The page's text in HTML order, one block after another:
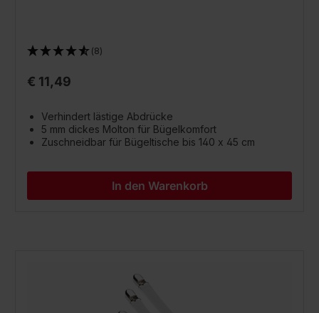
(8)
€ 11,49
Verhindert lästige Abdrücke
5 mm dickes Molton für Bügelkomfort
Zuschneidbar für Bügeltische bis 140 x 45 cm
In den Warenkorb